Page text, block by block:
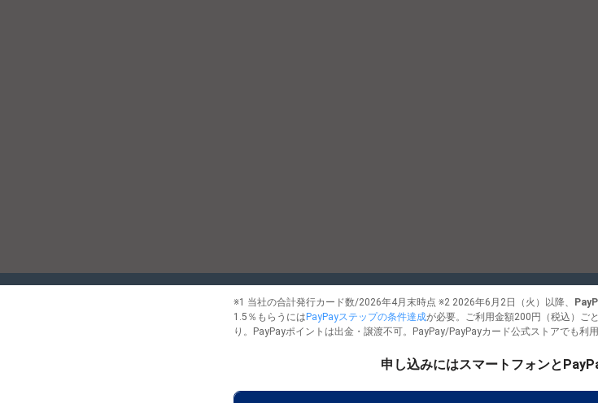
※1 当社の合計発行カード数/2026年4月末時点 ※2 2026年6月2日（火）以降、
1.5％もらうには PayPayステップの条件達成が必要。ご利用金額200円（税込）ご
り。PayPayポイントは出金・譲渡不可。PayPay/PayPayカード公式ストアでも利
申し込みにはスマートフォンと